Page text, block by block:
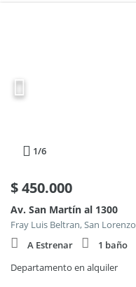
1/6
$450.000
Av. San Martín al 1300
Fray Luis Beltran, San Lorenzo
A Estrenar
1 baño
Departamento en alquiler